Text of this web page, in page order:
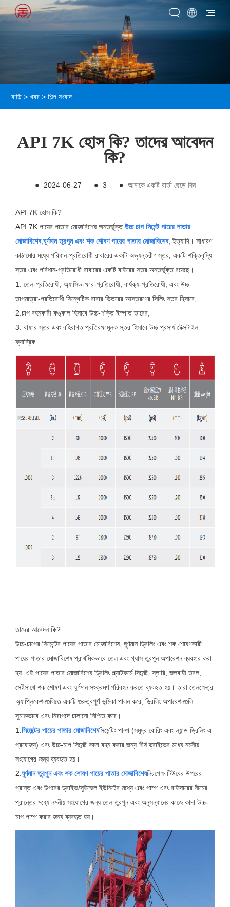
বাড়ি > খবর >শিল্প সংবাদ
API 7K হোস কি? তাদের আবেদন
কি?
● 2024-06-27 ● 3 ● আমাকে একটি বার্তা ছেড়ে দিন
API 7K হোস কি?
API 7K পায়ের পাতার মোজাবিশেষ অন্তর্ভুক্ত উচ্চ চাপ সিমেন্ট পায়ের পাতার
মোজাবিশেষ,ঘূর্ণমান তুরপুন এবং শক শোষণ পায়ের পাতার মোজাবিশেষ, ইত্যাদি। সাধারণ
কাঠামোর মধ্যে পরিধান-প্রতিরোধী রাবারের একটি অভ্যন্তরীণ স্তর, একটি শক্তিবৃদ্ধি
স্তর এবং পরিধান-প্রতিরোধী রাবারের একটি বাইরের স্তর অন্তর্ভুক্ত রয়েছে।
1. তেল-প্রতিরোধী, অ্যাসিড-ক্ষার-প্রতিরোধী, বার্ধক্য-প্রতিরোধী, এবং উচ্চ-
তাপমাত্রা-প্রতিরোধী সিন্থেটিক রাবার ভিতরের আস্তরণের সিলিং স্তর হিসাবে;
2.চাপ বহনকারী কঙ্কাল হিসাবে উচ্চ-শক্তি ইস্পাত তারের;
3. বাফার স্তর এবং বহিরাগত প্রতিরক্ষামূলক স্তর হিসাবে উচ্চ প্রসার্য টেক্সটাইল
ফ্যাব্রিক.
তাদের আবেদন কি?
উচ্চ-চাপের সিমেন্টের পায়ের পাতার মোজাবিশেষ, ঘূর্ণমান ড্রিলিং এবং শক শোষণকারী
পায়ের পাতার মোজাবিশেষ প্রাথমিকভাবে তেল এবং গ্যাস তুরপুন অপারেশন ব্যবহার করা
হয়. এই পায়ের পাতার মোজাবিশেষ ড্রিলিং প্ল্যাটফর্মে সিমেন্ট, স্লারি, জলবাহী তরল,
সেইসাথে শক শোষণ এবং ঘূর্ণমান সংক্রমণ পরিবহন করতে ব্যবহৃত হয়। তারা তেলক্ষেত্র
অ্যাপ্লিকেশনগুলিতে একটি গুরুত্বপূর্ণ ভূমিকা পালন করে, ড্রিলিং অপারেশনগুলি
সুচারুভাবে এবং নিরাপদে চালানো নিশ্চিত করে।
1.সিমেন্টের পায়ের পাতার মোজাবিশেষসিমেন্টিং পাম্প (সমুদ্র বোরিং এবং ল্যান্ড ড্রিলিং এ
প্রযোজ্য) এবং উচ্চ-চাপ সিমেন্ট কাদা বহন করার জন্য শীর্ষ ড্রাইভের মধ্যে নমনীয়
সংযোগের জন্য ব্যবহৃত হয়।
2.ঘূর্ণমান তুরপুন এবং শক শোষণ পায়ের পাতার মোজাবিশেষনিরপেক্ষ টিউবের উপরের
প্রান্ত এবং উপরের ড্রাইভ/সুইভেল ইউনিটের মধ্যে এবং পাম্প এবং রাইসারের নীচের
প্রান্তের মধ্যে নমনীয় সংযোগের জন্য তেল তুরপুন এবং অনুসন্ধানের কাজে কাদা উচ্চ-
চাপ পাম্প করার জন্য ব্যবহৃত হয়।